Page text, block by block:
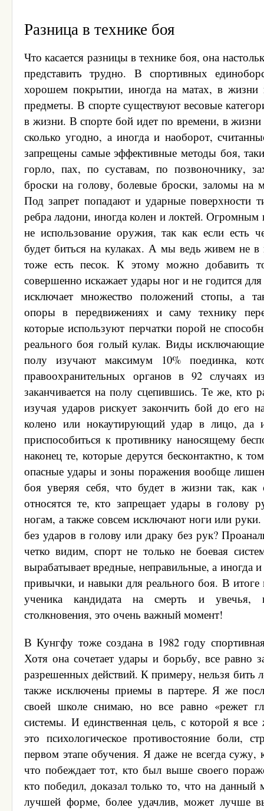
Разница в технике боя
Что касается разницы в технике боя, она
представить трудно. В спортивных
хорошем покрытии, иногда на матах, в жизни
предметы. В спорте существуют весовые
в жизни. В спорте бой идет по времени, в
сколько угодно, а иногда и наоборот,
запрещены самые эффективные методы боя,
горло, пах, по суставам, по позвоночнику,
броски на голову, болевые броски, заломы на
Под запрет попадают и ударные поверхности
ребра ладони, иногда колен и локтей. Огромным
не использование оружия, так как если есть
будет биться на кулаках. А мы ведь живем не в
тоже есть песок. К этому можно добавить
совершенно искажает удары ног и не годится
исключает множество положений стопы, а
опоры в передвижениях и саму технику
которые используют перчатки порой не
реального боя голый кулак. Виды
полу изучают максимум 10% поединка,
правоохранительных органов в 92 случаях
заканчивается на полу сцепившись. Те же, кто
изучая ударов рискует закончить бой до его
колено или нокаутирующий удар в лицо, да
приспособиться к противнику наносящему
наконец те, которые дерутся бесконтактно, к
опасные удары и зоны поражения вообще
боя уверяя себя, что будет в жизни так,
относятся те, кто запрещает удары в голову
ногам, а также совсем исключают ноги или
без ударов в голову или драку без рук?
четко видим, спорт не только не боевая
вырабатывает вредные, неправильные, а иногда
привычки, и навыки для реального боя. В
ученика кандидата на смерть и увечья,
столкновения, это очень важный момент!
В Кунгфу тоже создана в 1982 году
Хотя она сочетает удары и борьбу, все равно
разрешенных действий. К примеру, нельзя бить
также исключены приемы в партере. Я же
своей школе снимаю, но все равно «режет
системы. И единственная цель, с которой я
это психологическое противостояние боли,
первом этапе обучения. Я даже не всегда сужу,
что побеждает тот, кто был выше своего
кто победил, доказал только то, что на данный
лучшей форме, более удачлив, может лучше